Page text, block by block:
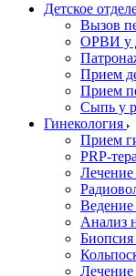
Детское
Вызов
ОРВИ у
Прием
Прием
Сыпь у
Гинекология
Прием
PRP-
Лечение
Ведение
Анализ
Лечение